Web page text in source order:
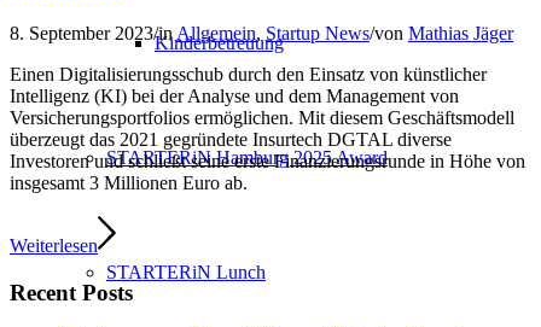
Kinderbetreuung
STARTERiN Hamburg 2025 Award
STARTERiN Lunch
8. September 2023/in Allgemein, Startup News/von Mathias Jäger
Einen Digitalisierungsschub durch den Einsatz von künstlicher
Intelligenz (KI) bei der Analyse und dem Management von
Versicherungsportfolios ermöglichen. Mit diesem Geschäftsmodell
überzeugt das 2021 gegründete Insurtech DGTAL diverse
Investoren und schließt seine erste Finanzierungsrunde in Höhe von
insgesamt 3 Millionen Euro ab.
Weiterlesen
Recent Posts